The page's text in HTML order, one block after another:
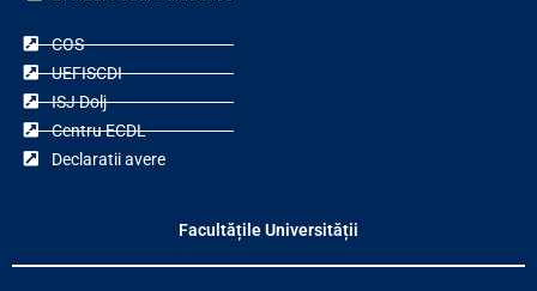
COS
UEFISCDI
ISJ Dolj
Centru ECDL
Declaratii avere
Facultățile Universității